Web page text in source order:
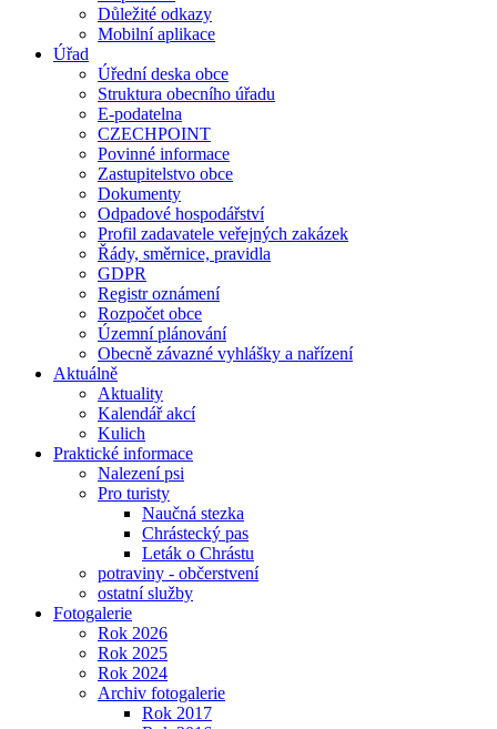
Důležité odkazy
Mobilní aplikace
Úřad
Úřední deska obce
Struktura obecního úřadu
E-podatelna
CZECHPOINT
Povinné informace
Zastupitelstvo obce
Dokumenty
Odpadové hospodářství
Profil zadavatele veřejných zakázek
Řády, směrnice, pravidla
GDPR
Registr oznámení
Rozpočet obce
Územní plánování
Obecně závazné vyhlášky a nařízení
Aktuálně
Aktuality
Kalendář akcí
Kulich
Praktické informace
Nalezení psi
Pro turisty
Naučná stezka
Chrástecký pas
Leták o Chrástu
potraviny - občerstvení
ostatní služby
Fotogalerie
Rok 2026
Rok 2025
Rok 2024
Archiv fotogalerie
Rok 2017